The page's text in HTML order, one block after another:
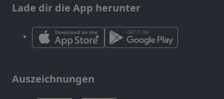
Lade dir die App herunter
Auszeichnungen